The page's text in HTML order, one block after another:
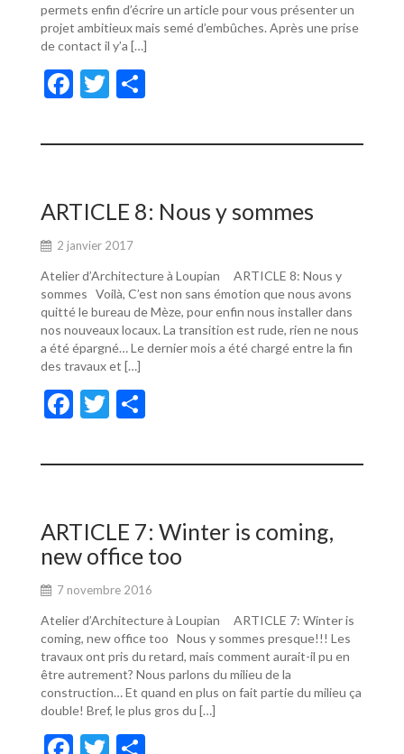
permets enfin d’écrire un article pour vous présenter un
projet ambitieux mais semé d’embûches. Après une prise
de contact il y’a […]
F
e
o
o
k
T
itt ta
er
ARTICLE 8: Nous y sommes
2 janvier 2017
Atelier d’Architecture à Loupian ARTICLE 8: Nous y
sommes Voilà, C’est non sans émotion que nous avons
quitté le bureau de Mèze, pour enfin nous installer dans
nos nouveaux locaux. La transition est rude, rien ne nous
a été épargné… Le dernier mois a été chargé entre la fin
des travaux et […]
F
e
o
o
k
T
itt ta
er
ARTICLE 7: Winter is coming,
new office too
7 novembre 2016
Atelier d’Architecture à Loupian ARTICLE 7: Winter is
coming, new office too Nous y sommes presque!!! Les
travaux ont pris du retard, mais comment aurait-il pu en
être autrement? Nous parlons du milieu de la
construction… Et quand en plus on fait partie du milieu ça
double! Bref, le plus gros du […]